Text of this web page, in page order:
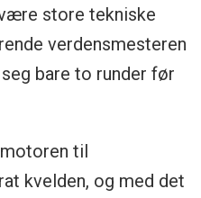
store tekniske
verdensmesteren
bare to runder før
til
kvelden, og med det